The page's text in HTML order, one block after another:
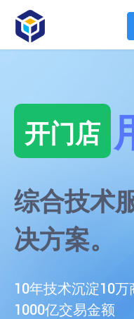
开门店
综合技术
决方案。
10年技术沉淀10万
1000亿交易金额